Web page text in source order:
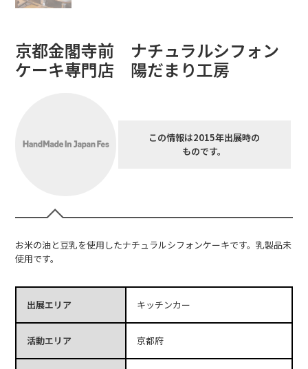
京都金閣寺前 ナチュラルシフォン
ケーキ専門店 陽だまり工房
この情報は2015年出展時の
ものです。
お米の油と豆乳を使用したナチュラルシフォンケーキです。乳製品未
使用です。
出展エリア キッチンカー
活動エリア 京都府